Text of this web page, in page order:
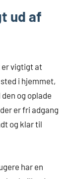
ud af
er vigtigt at
i hjemmet,
og oplade
er fri adgang
og klar til
har en